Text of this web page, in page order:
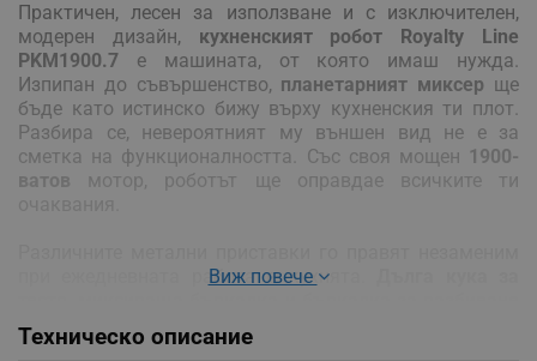
Практичен, лесен за използване и с изключителен,
модерен дизайн, кухненският робот Royalty Line
PKM1900.7 е машината, от която имаш нужда.
Изпипан до съвършенство, планетарният миксер ще
бъде като истинско бижу върху кухненския ти плот.
Разбира се, невероятният му външен вид не е за
сметка на функционалността. Със своя мощен 1900-
ватов мотор, роботът ще оправдае всичките ти
при ежедневната работа в кухнята.
на яйца
обемната6.5-литрова стоманена купа
Виж повече
Техническо описание